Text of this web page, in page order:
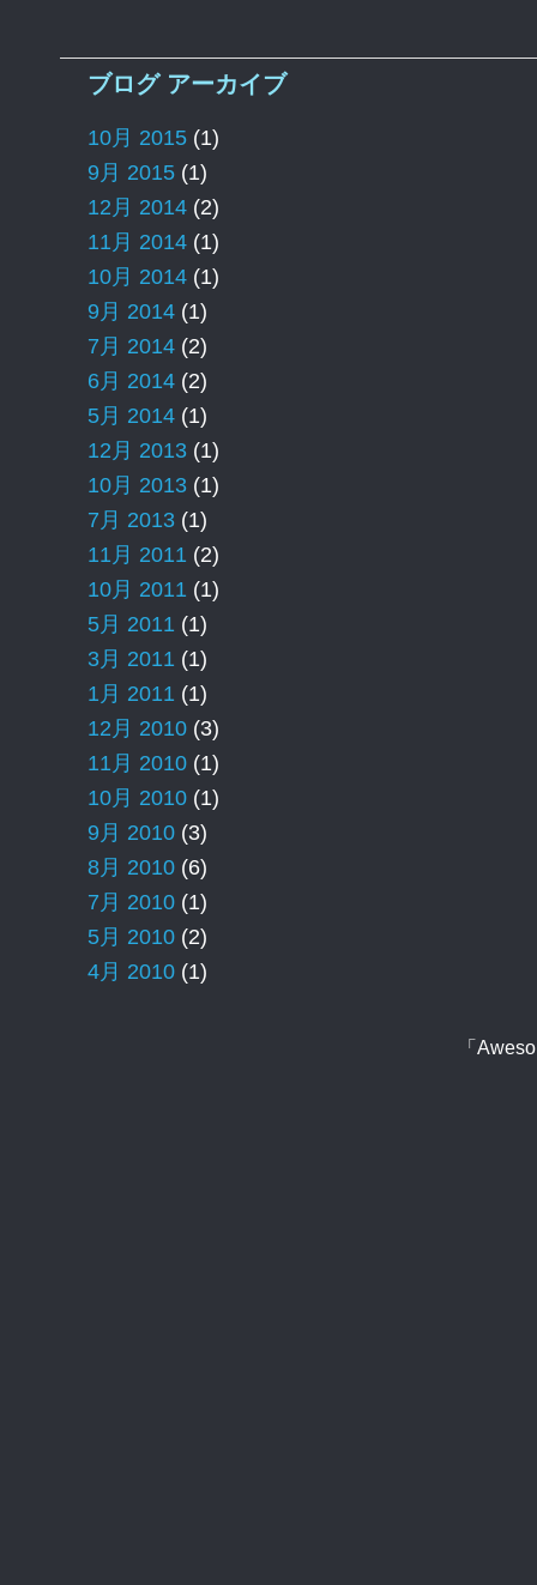
ブログ アーカイブ
10月 2015 (1)
9月 2015 (1)
12月 2014 (2)
11月 2014 (1)
10月 2014 (1)
9月 2014 (1)
7月 2014 (2)
6月 2014 (2)
5月 2014 (1)
12月 2013 (1)
10月 2013 (1)
7月 2013 (1)
11月 2011 (2)
10月 2011 (1)
5月 2011 (1)
3月 2011 (1)
1月 2011 (1)
12月 2010 (3)
11月 2010 (1)
10月 2010 (1)
9月 2010 (3)
8月 2010 (6)
7月 2010 (1)
5月 2010 (2)
4月 2010 (1)
「